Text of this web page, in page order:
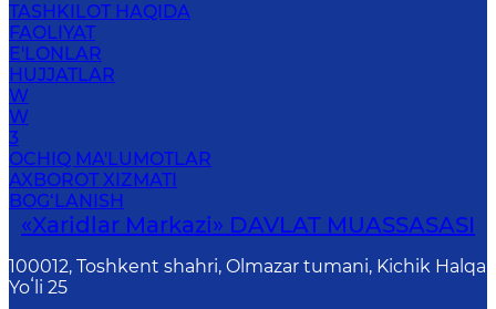
TASHKILOT HAQIDA
FAOLIYAT
E'LONLAR
HUJJATLAR
W
W
3
OCHIQ MA'LUMOTLAR
AXBOROT XIZMATI
BOG‘LANISH
«Xaridlar Markazi» DAVLAT MUASSASASI
100012, Toshkent shahri, Olmazar tumani, Kichik Halqa
Yoʻli 25